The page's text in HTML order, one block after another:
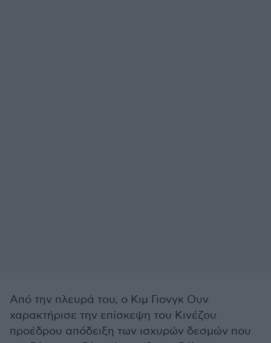
Από την πλευρά του, ο Κιμ Γιονγκ Ουν
χαρακτήρισε την επίσκεψη του Κινέζου
προέδρου απόδειξη των ισχυρών δεσμών που